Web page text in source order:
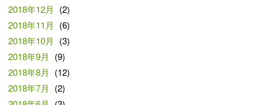
2018年12月
(2)
2018年11月
(6)
2018年10月
(3)
2018年9月
(9)
2018年8月
(12)
2018年7月
(2)